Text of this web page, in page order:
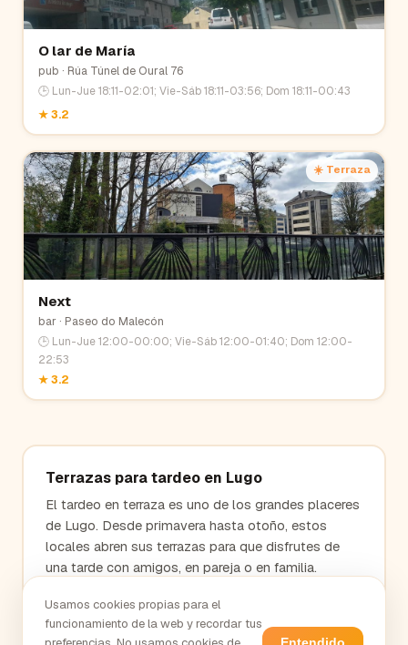
O lar de María
pub · Rúa Túnel de Oural 76
🕒 Lun-Jue 18:11-02:01; Vie-Sáb 18:11-03:56; Dom 18:11-00:43
★3.2
☀️ Terraza
Next
bar· Paseo do Malecón
🕒 Lun-Jue 12:00-00:00; Vie-Sáb 12:00-01:40; Dom 12:00-
22:53
★3.2
Terrazas para tardeo en Lugo
El tardeo en terraza es uno de los grandes placeres
de Lugo. Desde primavera hasta otoño, estos
locales abren sus terrazas para que disfrutes de
una tarde con amigos, en pareja o en familia.
único del tardeo enLugo.
Usamos cookies propias para el
funcionamiento de la web y recordar tus